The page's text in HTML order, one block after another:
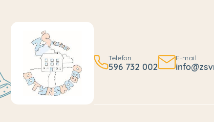
Telefon
596 732 002
E-mail